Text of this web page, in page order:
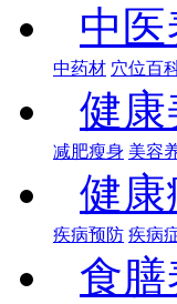
中医
中药材 穴位百
健康
减肥瘦身 美容
健康
疾病预防 疾病
食膳